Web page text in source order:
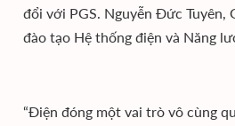
đổi với PGS. Nguyễn Đức Tuyên,
đào tạo Hệ thống điện và Năng
“Điện đóng một vai trò vô cùng